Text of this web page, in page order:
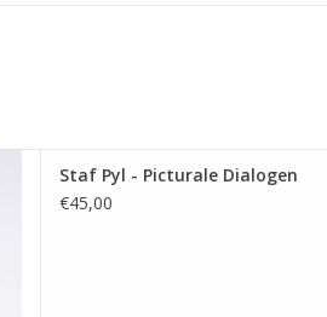
Staf Pyl - Picturale Dialogen
€45,00